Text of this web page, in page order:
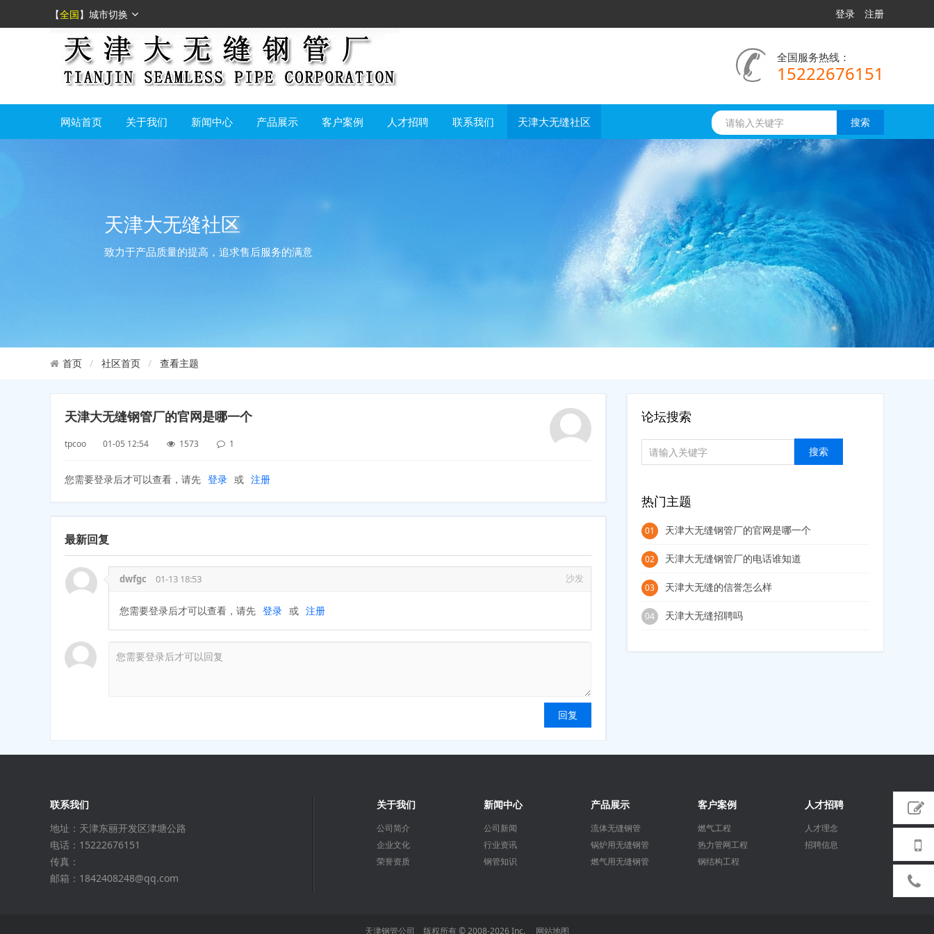
【全国】 城市切换 登录 注册
全国服务热线：
15222676151
网站首页 关于我们 新闻中心 产品展示 客户案例 人才招聘 联系我们 天津大无缝社区
天津大无缝社区
致力于产品质量的提高，追求售后服务的满意
首页 社区首页 查看主题
天津大无缝钢管厂的官网是哪一个
tpcoo 01-05 12:54 1573 1
您需要登录后才可以查看，请先 登录 或 注册
最新回复
dwfgc 01-13 18:53 沙发
您需要登录后才可以查看，请先 登录 或 注册
论坛搜索
热门主题
01 天津大无缝钢管厂的官网是哪一个
02 天津大无缝钢管厂的电话谁知道
03 天津大无缝的信誉怎么样
04 天津大无缝招聘吗
联系我们
地址：天津东丽开发区津塘公路
电话：15222676151
传真：
邮箱：1842408248@qq.com
关于我们
公司简介
企业文化
荣誉资质
新闻中心
公司新闻
行业资讯
钢管知识
产品展示
流体无缝钢管
锅炉用无缝钢管
燃气用无缝钢管
客户案例
燃气工程
热力管网工程
钢结构工程
人才招聘
人才理念
招聘信息
天津钢管公司 版权所有 © 2008-2026 Inc. 网站地图